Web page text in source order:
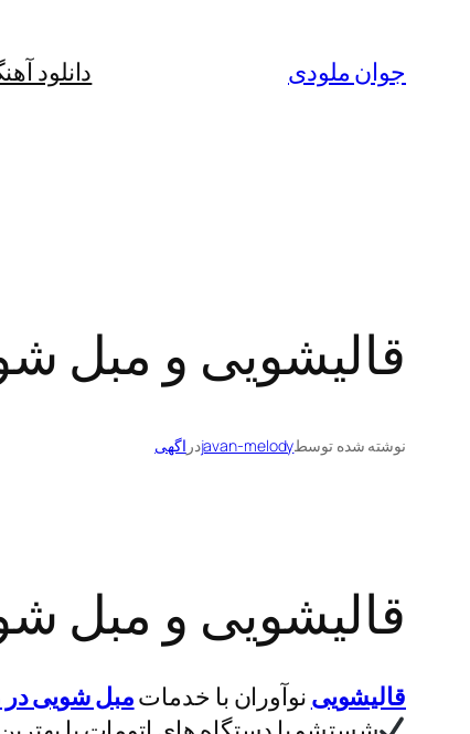
جوان ملودی دانلود
قالیشویی و مبل
نوشته شده توسطjavan-melodyدر اگهی
قالیشویی و مبل
قالیشویی نوآوران با خدماتمبل شویی